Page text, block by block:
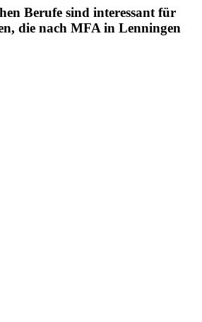
Berufe sind interessant für
die nach MFA in Lenningen